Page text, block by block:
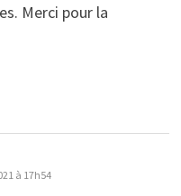
Merci pour la
à 17h54